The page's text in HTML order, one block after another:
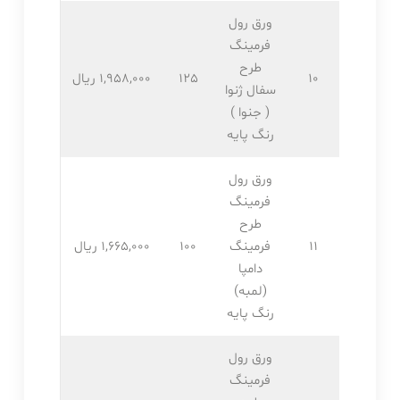
10
ورق رول
فرمینگ
طرح
سفال ژنوا
( جنوا )
رنگ پایه
125 1,958,۰۰۰ ریال
11
ورق رول
فرمینگ
طرح
فرمینگ
دامپا
(لمبه)
رنگ پایه
100 1,665,۰۰۰ ریال
ورق رول
فرمینگ